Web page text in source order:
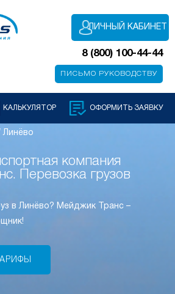
8 (800) 100-44-44
ЛИЧНЫЙ КАБИНЕТ
ПИСЬМО РУКОВОДСТВУ
КАЛЬКУЛЯТОР ОФОРМИТЬ ЗАЯВКУ
Линёво
компания
Перевозка грузов
в Линёво? Мейджик Транс –